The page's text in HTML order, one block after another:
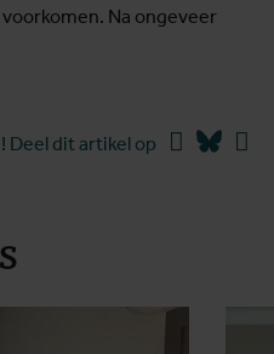
Na ongeveer
Deel dit artikel op Facebook